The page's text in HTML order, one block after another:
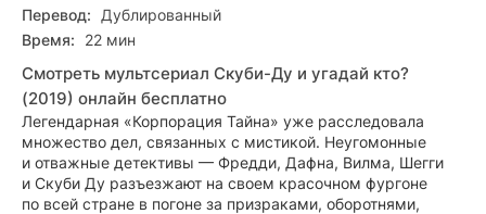
Перевод:
Дублированный
Время:
22 мин
Смотреть мультсериал Скуби-Ду и угадай кто?
(2019) онлайн бесплатно
Легендарная «Корпорация Тайна» уже расследовала
множество дел, связанных с мистикой. Неугомонные
и отважные детективы — Фредди, Дафна, Вилма, Шегги
и Скуби Ду разъезжают на своем красочном фургоне
по всей стране в погоне за призраками, оборотнями,